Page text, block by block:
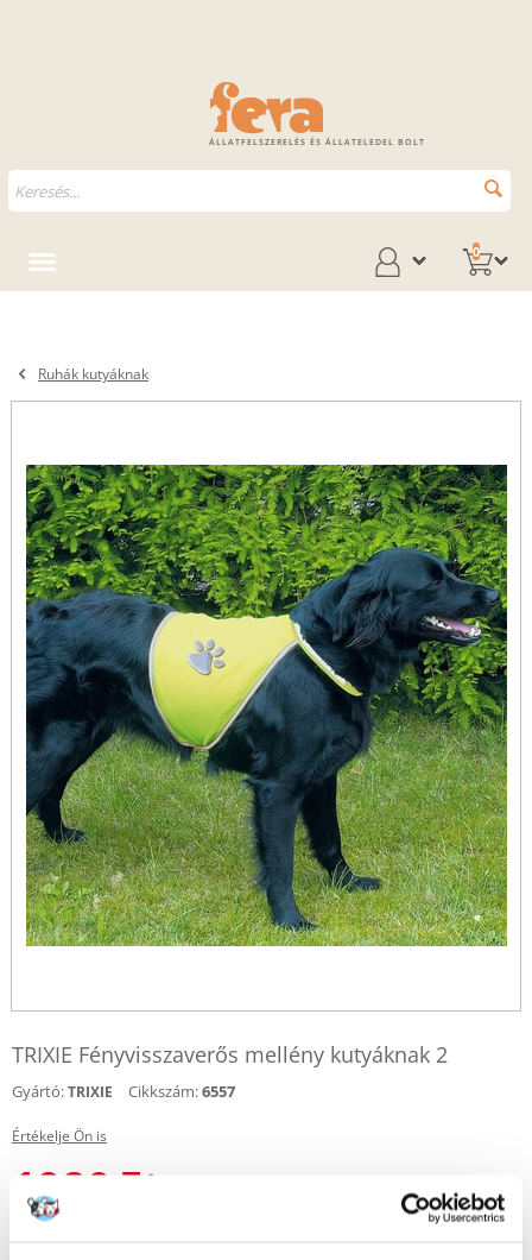
ÁLLATFELSZERELÉS ÉS ÁLLATELEDEL BOLT
0
Ruhák kutyáknak
TRIXIE Fényvisszaverős mellény kutyáknak 2
Gyártó:TRIXIE Cikkszám:6557
Értékelje Ön is
1980 Ft